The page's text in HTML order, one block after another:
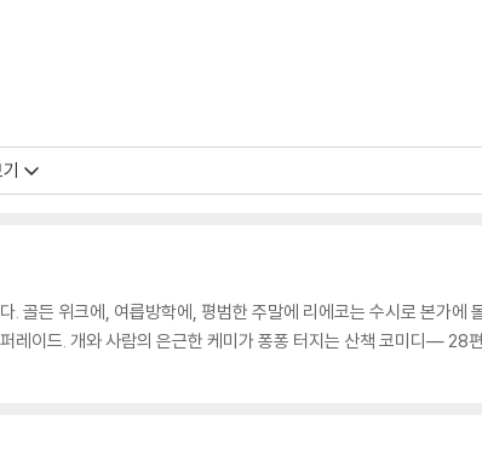
골든 위크에, 여릅방학에, 평범한 주말에 리에코는 수시로 본가에
레이드. 개와 사람의 은근한 케미가 퐁퐁 터지는 산책 코미디― 28